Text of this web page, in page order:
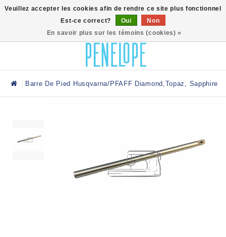
Barre De Pied Husqvarna/PFAFF Diamond,Topaz, Sapphire
Veuillez accepter les cookies afin de rendre ce site plus fonctionnel
Est-ce correct?
Oui
Non
En savoir plus sur les témoins (cookies) »